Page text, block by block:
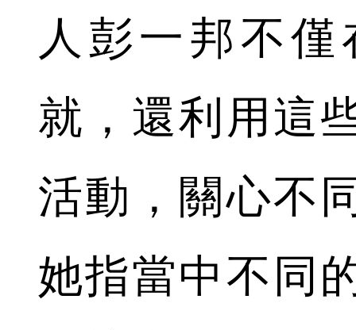
人彭一邦不
就，還利用這
活動，關心不
她指當中不同